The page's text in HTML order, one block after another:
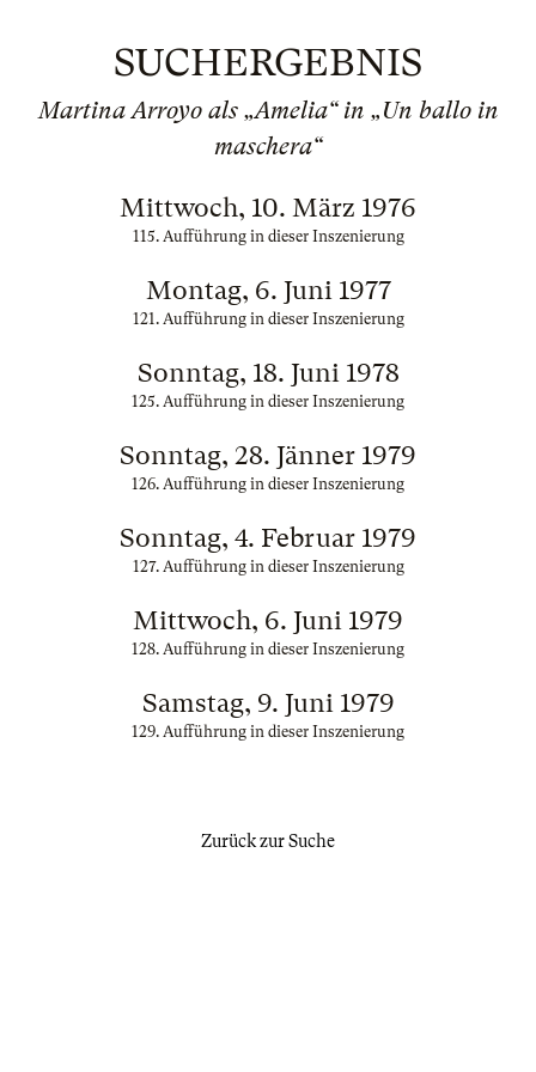
SUCHERGEBNIS
Martina Arroyo als „Amelia“ in „Un ballo in
maschera“
Mittwoch, 10. März 1976
115. Aufführung in dieser Inszenierung
Montag, 6. Juni 1977
121. Aufführung in dieser Inszenierung
Sonntag, 18. Juni 1978
125. Aufführung in dieser Inszenierung
Sonntag, 28. Jänner 1979
126. Aufführung in dieser Inszenierung
Sonntag, 4. Februar 1979
127. Aufführung in dieser Inszenierung
Mittwoch, 6. Juni 1979
128. Aufführung in dieser Inszenierung
Samstag, 9. Juni 1979
129. Aufführung in dieser Inszenierung
Zurück zur Suche